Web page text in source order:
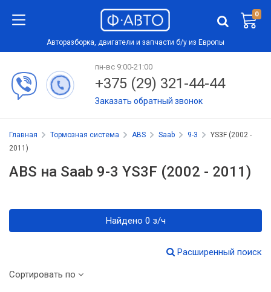
0
Авторазборка, двигатели и запчасти б/у из Европы
пн-вс 9:00-21:00
+375 (29) 321-44-44
Заказать обратный звонок
Главная Тормозная система ABS Saab 9-3
YS3F (2002 -
2011)
ABS на Saab 9-3 YS3F (2002 - 2011)
Найдено 0 з/ч
Расширенный поиск
Сортировать по